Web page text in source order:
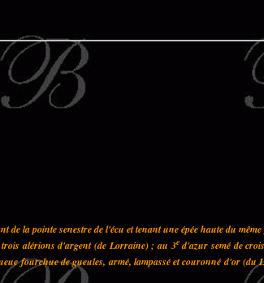
la pointe senestre de l'écu et tenant une épée haute du
alérions d'argent (de Lorraine) ; au 3ed'azur semé de
fourchue de gueules, armé, lampassé et couronné d'or